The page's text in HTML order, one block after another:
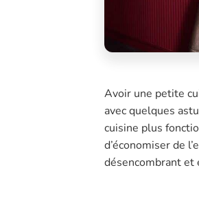
Avoir une petite
avec quelques
cuisine plus
d’économiser de
désencombrant et